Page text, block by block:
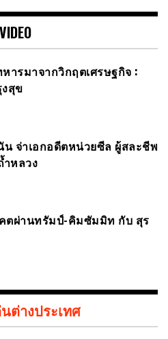
VIDEO
ารมาจากวิกฤตเศรษฐกิจ :
สุข
จ่าเอกอดีตหน่วยซีล ผู้สละชีพ
หลวง
ตผ่านทรัมป์-คิมซัมมิท กับ สุร
ต่างประเทศ